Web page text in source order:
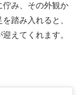
佇み、その外観か
踏み入れると、
えてくれます。